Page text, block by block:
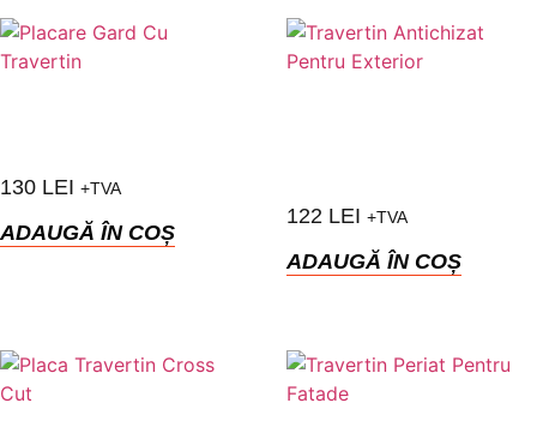
130 LEI +TVA
ADAUGĂ ÎN COȘ
122 LEI +TVA
ADAUGĂ ÎN COȘ